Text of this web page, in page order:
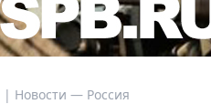
| Новости — Россия